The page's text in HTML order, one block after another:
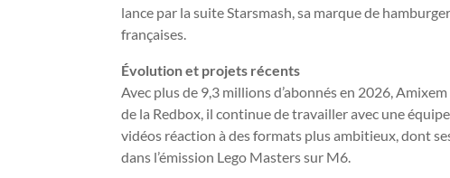
lance par la suite Starsmash, sa marque de
françaises.
Évolution et projets récents
Avec plus de 9,3 millions d’abonnés en 2026,
de la Redbox, il continue de travailler avec une
vidéos réaction à des formats plus ambitieux, dont
dans l’émission Lego Masters sur M6.